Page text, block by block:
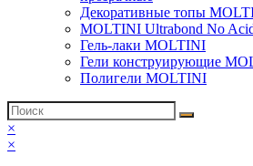
Декоративные топы
MOLTINI Ultrabond No
Гель-лаки MOLTINI
Гели конструирующие
Полигели MOLTINI
×
×